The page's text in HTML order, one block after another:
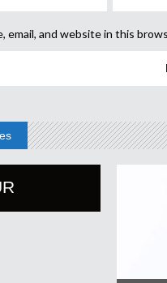
email, and website in this